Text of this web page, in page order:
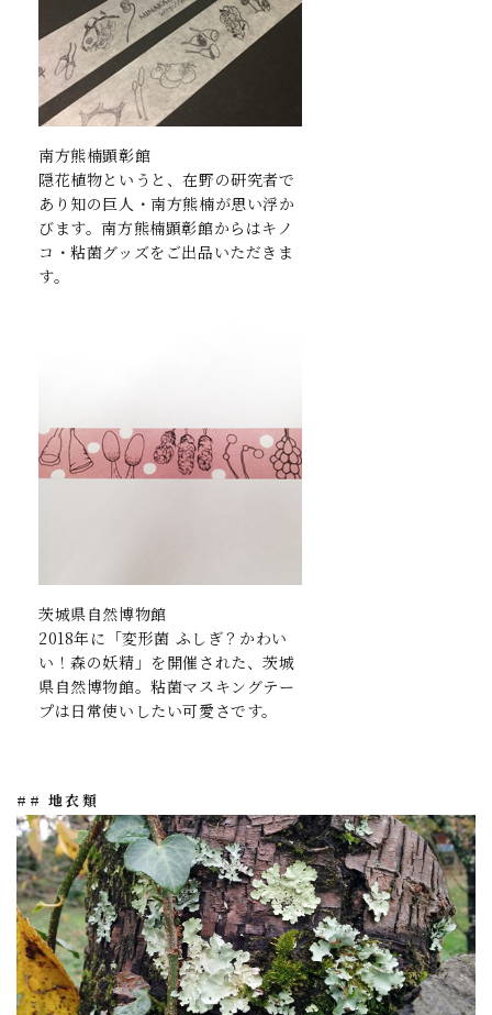
南方熊楠顕彰館
隠花植物というと、在野の研究者で
あり知の巨人・南方熊楠が思い浮か
びます。南方熊楠顕彰館からはキノ
コ・粘菌グッズをご出品いただきま
す。
茨城県自然博物館
2018年に「変形菌 ふしぎ？かわい
い！森の妖精」を開催された、茨城
県自然博物館。粘菌マスキングテー
プは日常使いしたい可愛さです。
## 地衣類